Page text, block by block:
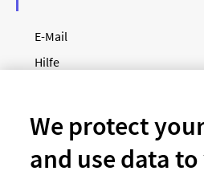
E-Mail
Hilfe
Unsere Zahlungsarten
We protect
and use data